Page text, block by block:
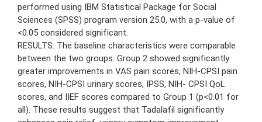
performed using IBM Statistical Package for Social
Sciences (SPSS) program version 25.0, with a p-value of
<0.05 considered significant.
RESULTS: The baseline characteristics were comparable
between the two groups. Group 2 showed significantly
greater improvements in VAS pain scores, NIH-CPSI pain
scores, NIH-CPSI urinary scores, IPSS, NIH- CPSI QoL
scores, and IIEF scores compared to Group 1 (p<0.01 for
all). These results suggest that Tadalafil significantly